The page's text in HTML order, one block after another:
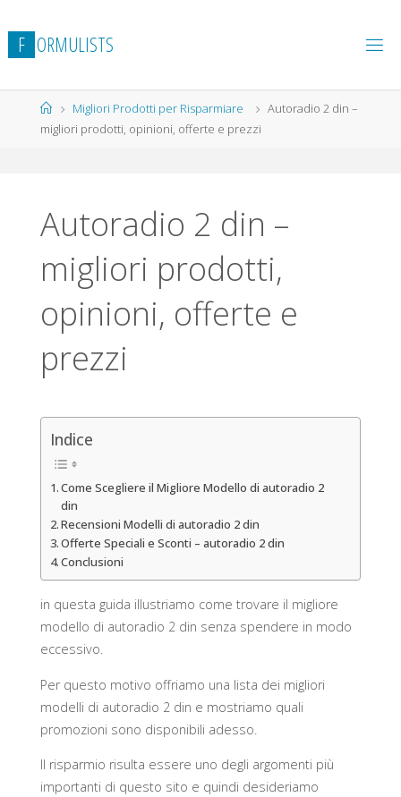
al
contenuto
F ORMULISTS
HomeMigliori Prodotti per Risparmiare
Autoradio 2 din –
migliori prodotti, opinioni, offerte e prezzi
Autoradio 2 din –
migliori prodotti,
opinioni, offerte e
prezzi
Indice
Come Scegliere il Migliore Modello di autoradio 2
din
Recensioni Modelli di autoradio 2 din
Offerte Speciali e Sconti – autoradio 2 din
Conclusioni
in questa guida illustriamo come trovare il migliore
modello di autoradio 2 din senza spendere in modo
eccessivo.
Per questo motivo offriamo una lista dei migliori
modelli di autoradio 2 din e mostriamo quali
promozioni sono disponibili adesso.
Il risparmio risulta essere uno degli argomenti più
importanti di questo sito e quindi desideriamo